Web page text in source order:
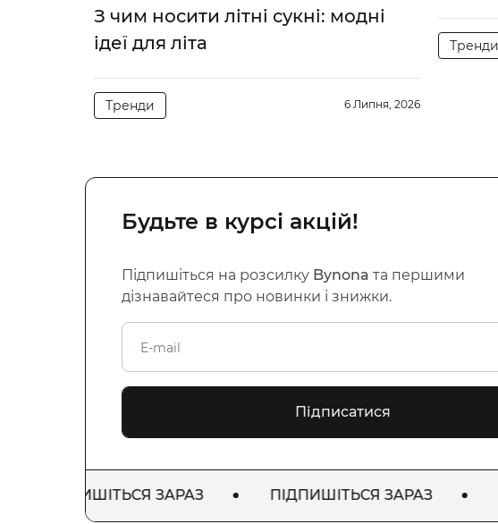
З чим носити літні сукні: модні
ідеї для літа
Тренди 6 Липня, 2026
Тренди
Будьте в курсі акцій!
Підпишіться на розсилку Bynona та першими
дізнавайтеся про новинки і знижки.
Підписатися
ЗАРАЗ ПІДПИШІТЬСЯ ЗАРАЗ